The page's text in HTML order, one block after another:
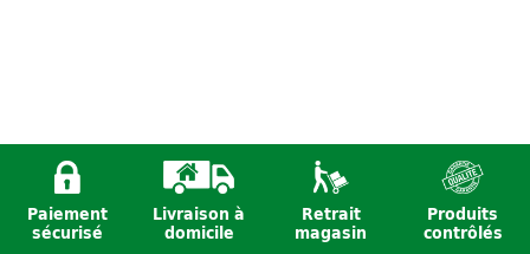
Corbeille corde
dorée
Cache pot
ajouré jacinthe
Plateau
rectangulaire
Paiement
sécurisé
Livraison à
domicile
Retrait
magasin
Produits
contrôlés